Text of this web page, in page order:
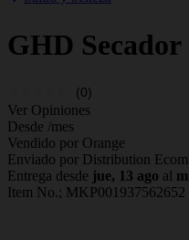
GHD
(0)
Ver Opiniones
Desde /mes
Vendido por Orange
Enviado por Distribution
Entrega desde jue, 13 ago al
Item No.; MKP001937562652